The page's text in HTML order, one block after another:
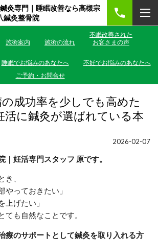
灸専門｜睡眠改善なら高槻宗
鍼灸整骨院
施術案内 施術の流れ
不眠改善された
お客さまの声
睡眠でお悩みのあなたへ
不妊でお悩みのあなたへ
ご予約・お問合せ
の成功率を少しでも高めた
活に鍼灸が選ばれている本
2026-02-07
｜妊活専門スタッフ 原です。
き、
やっておきたい」
上げたい」
ても自然なことです。
療のサポートとして鍼灸を取り入れる方